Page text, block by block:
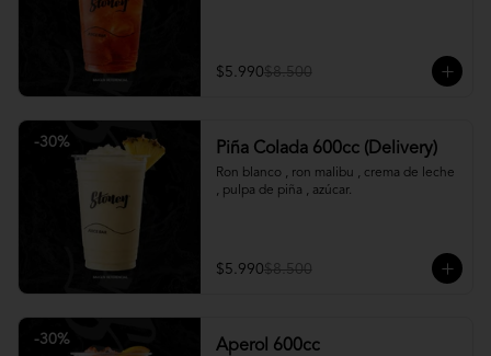
$5.990$8.500
-30% Piña Colada 600cc (Delivery)
Ron blanco , ron malibu , crema de leche
, pulpa de piña , azúcar.
$5.990$8.500
-30% Aperol 600cc